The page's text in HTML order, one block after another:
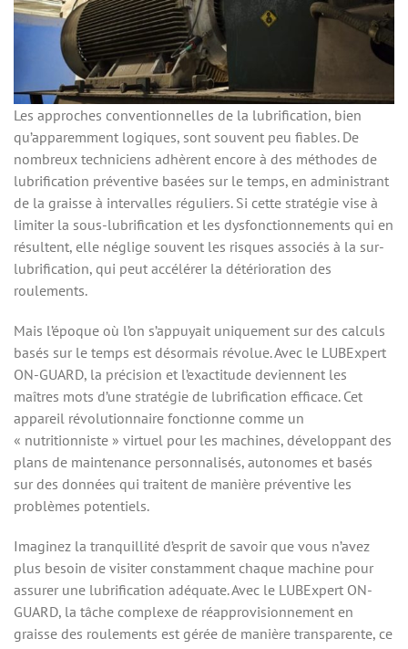
Les approches conventionnelles de la lubrification, bien
qu’apparemment logiques, sont souvent peu fiables. De
nombreux techniciens adhèrent encore à des méthodes de
lubrification préventive basées sur le temps, en administrant
de la graisse à intervalles réguliers. Si cette stratégie vise à
limiter la sous-lubrification et les dysfonctionnements qui en
résultent, elle néglige souvent les risques associés à la sur-
lubrification, qui peut accélérer la détérioration des
roulements.
Mais l’époque où l’on s’appuyait uniquement sur des calculs
basés sur le temps est désormais révolue. Avec le LUBExpert
ON-GUARD, la précision et l’exactitude deviennent les
maîtres mots d’une stratégie de lubrification efficace. Cet
appareil révolutionnaire fonctionne comme un
« nutritionniste » virtuel pour les machines, développant des
plans de maintenance personnalisés, autonomes et basés
sur des données qui traitent de manière préventive les
problèmes potentiels.
Imaginez la tranquillité d’esprit de savoir que vous n’avez
plus besoin de visiter constamment chaque machine pour
assurer une lubrification adéquate. Avec le LUBExpert ON-
GUARD, la tâche complexe de réapprovisionnement en
graisse des roulements est gérée de manière transparente, ce